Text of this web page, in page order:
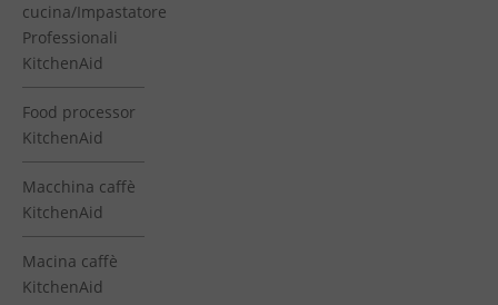
cucina/Impastatore
Professionali
KitchenAid
Food processor
KitchenAid
Macchina caffè
KitchenAid
Macina caffè
KitchenAid